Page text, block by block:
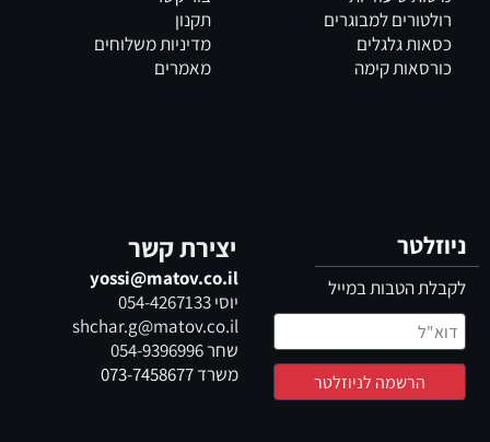
רולטורים למבוגרים
כסאות גלגלים
כורסאות קימה
תקנון
מדיניות משלוחים
מאמרים
ניוזלטר
לקבלת הטבות במייל
יצירת קשר
yossi@matov.co.il
יוסי054-4267133
shchar.g@matov.co.il
שחר054-9396996
משרד073-7458677